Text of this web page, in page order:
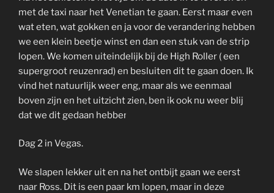
met de taxi naar het Venetian te gaan. Eerst maar even
wat eten, wat gokken en ja voor de verandering hebben
we een klein beetje winst en dan een stuk van de strip
lopen. We komen uiteindelijk bij de High Roller ( een
supergroot reuzenrad) en besluiten dit te gaan doen. Ik
vind het natuurlijk weer eng, maar als we eenmaal
boven zijn en het uitzicht zien, ben ik ook nu weer blij
dat we dit gedaan hebben.
Dag 2 in Vegas.
We slapen lekker uit en na het ontbijt gaan we eerst
naar Ross. Dit is een paar km lopen, maar in deze